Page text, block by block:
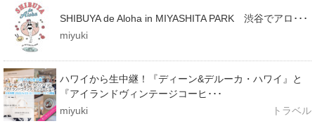
SHIBUYA de Aloha in MIYASHITA PARK 渋谷でアロ･･･
miyuki
ハワイから生中継！『ディーン&デルーカ・ハワイ』と
『アイランドヴィンテージコーヒ･･･
miyuki
トラベル